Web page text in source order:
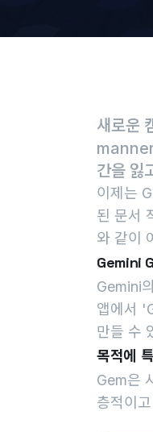
새로운
간을 잃
이제는
된 문서
와 같이
Gemini
Gemini
앱에서
만들 수
목적에
Gem은
층적이